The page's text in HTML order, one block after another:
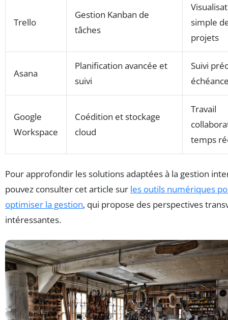
Trello
Gestion Kanban de
tâches
simple
projets
Asana
Planification avancée et
suivi
Suivi
Google
Workspace
Coédition et stockage
cloud
Travail
temps
Pour approfondir les solutions adaptées à la gestion
pouvez consulter cet article sur les outils numériques
optimiser la gestion, qui propose des perspectives
intéressantes.